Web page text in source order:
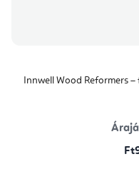
Innwell Wood Reformers